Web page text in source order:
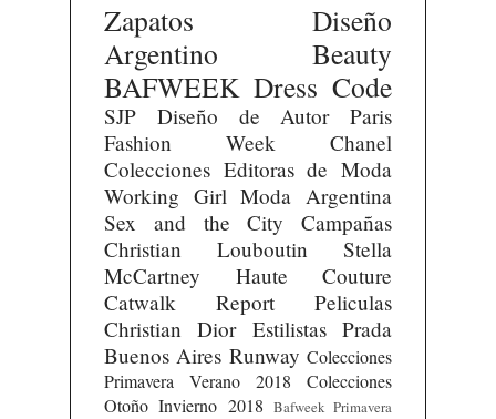
Zapatos
Diseño
Argentino
Beauty
BAFWEEK Dress Code
SJP Diseño de Autor
Paris
Fashion Week
Chanel
Colecciones Editoras de Moda
Working Girl Moda Argentina
Sex and the City
Campañas
Christian Louboutin
Stella
McCartney
Haute Couture
Catwalk Report
Peliculas
Christian Dior Estilistas Prada
Buenos Aires Runway Colecciones
Primavera Verano 2018
Colecciones
Otoño Invierno 2018 Bafweek Primavera